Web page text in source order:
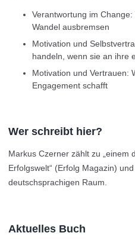
Verantwortung im
Wandel ausbremsen
Motivation und
handeln, wenn sie an ihre
Motivation und Vertrauen:
Engagement schafft
Wer schreibt hier?
Markus Czerner zählt zu „einem
Erfolgswelt“ (Erfolg Magazin)
deutschsprachigen Raum.
Aktuelles Buch